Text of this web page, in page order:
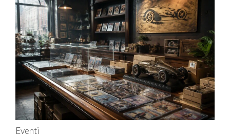
Eventi